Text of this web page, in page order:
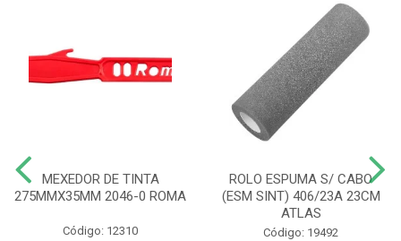
MEXEDOR DE TINTA
275MMX35MM 2046-0 ROMA
Código: 12310
ROLO ESPUMA S/ CABO
(ESM SINT) 406/23A 23CM
ATLAS
Código: 19492